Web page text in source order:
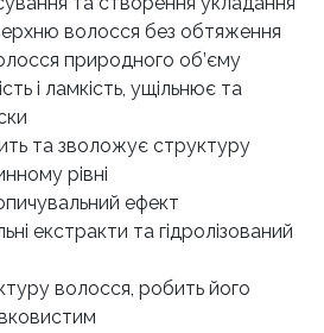
волосся без обтяження
природного об’єму
і ламкість, ущільнює та
та зволожує структуру
рівні
ефект
екстракти та гідролізований
волосся, робить його